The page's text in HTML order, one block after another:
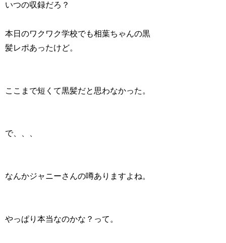
いつの収録だろ？
本日のワクワク学校でも相葉ちゃんの黒
髪レポあったけど。
ここまで短くて黒髪だと思わなかった。
で、、、
なんかジャニーさんの噂ありますよね。
やっぱり本当なのかな？って。